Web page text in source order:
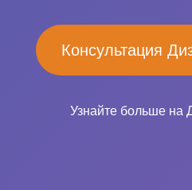
Консультация
Узнайте больше на